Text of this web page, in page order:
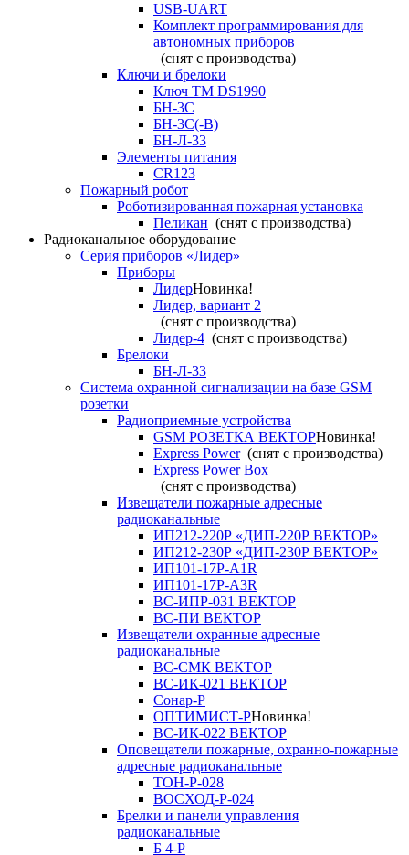
USB-UART
Комплект программирования для
автономных приборов
(снят с производства)
Ключи и брелоки
Ключ TM DS1990
БН-3С
БН-3С(-В)
БН-Л-33
Элементы питания
CR123
Пожарный робот
Роботизированная пожарная установка
Пеликан (снят с производства)
Радиоканальное оборудование
Серия приборов «Лидер»
Приборы
ЛидерНовинка!
Лидер, вариант 2
(снят с производства)
Лидер-4 (снят с производства)
Брелоки
БН-Л-33
Система охранной сигнализации на базе GSM
розетки
Радиоприемные устройства
GSM РОЗЕТКА ВЕКТОРНовинка!
Express Power(снят с производства)
Express Power Box
(снят с производства)
Извещатели пожарные адресные
радиоканальные
ИП212-220Р «ДИП-220Р ВЕКТОР»
ИП212-230Р «ДИП-230Р ВЕКТОР»
ИП101-17Р-A1R
ИП101-17Р-A3R
ВС-ИПР-031 ВЕКТОР
ВС-ПИ ВЕКТОР
Извещатели охранные адресные
радиоканальные
ВС-СМК ВЕКТОР
ВС-ИК-021 ВЕКТОР
Сонар-Р
ОПТИМИСТ-РНовинка!
ВС-ИК-022 ВЕКТОР
Оповещатели пожарные, охранно-пожарные
адресные радиоканальные
ТОН-Р-028
ВОСХОД-Р-024
Брелки и панели управления
радиоканальные
Б 4-Р